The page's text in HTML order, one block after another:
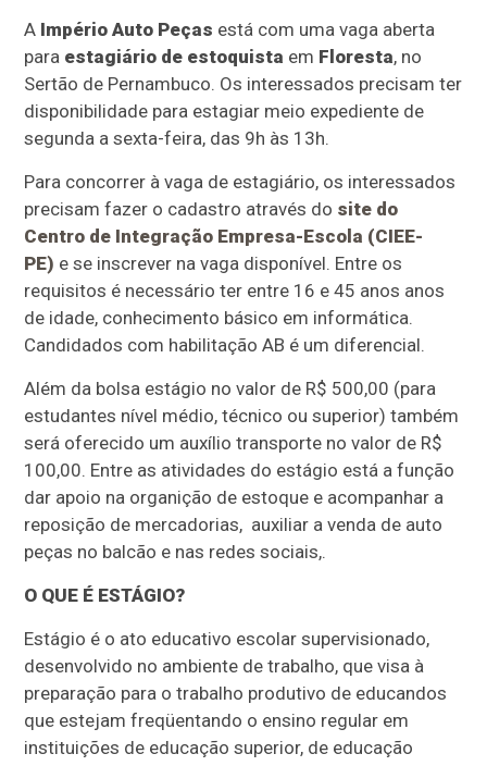
A Império Auto Peças está com uma vaga aberta
para estagiário de estoquista em Floresta, no
Sertão de Pernambuco. Os interessados precisam ter
disponibilidade para estagiar meio expediente de
segunda a sexta-feira, das 9h às 13h.
Para concorrer à vaga de estagiário, os interessados
precisam fazer o cadastro através do site do
Centro de Integração Empresa-Escola (CIEE-
PE) e se inscrever na vaga disponível. Entre os
requisitos é necessário ter entre 16 e 45 anos anos
de idade, conhecimento básico em informática.
Candidados com habilitação AB é um diferencial.
Além da bolsa estágio no valor de R$ 500,00 (para
estudantes nível médio, técnico ou superior) também
será oferecido um auxílio transporte no valor de R$
100,00. Entre as atividades do estágio está a função
dar apoio na organição de estoque e acompanhar a
reposição de mercadorias, auxiliar a venda de auto
peças no balcão e nas redes sociais,.
O QUE É ESTÁGIO?
Estágio é o ato educativo escolar supervisionado,
desenvolvido no ambiente de trabalho, que visa à
preparação para o trabalho produtivo de educandos
que estejam freqüentando o ensino regular em
instituições de educação superior, de educação